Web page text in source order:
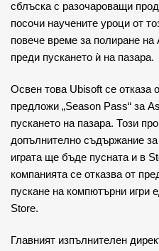
сблъска с разочароващи
посочи научените уроци от
повече време за полиране
преди пускането ѝ на пазара.
Освен това Ubisoft се отказа
предложи „Season Pass“ за
пускането на пазара. Този
допълнително съдържание за
играта ще бъде пусната и в
компанията се отказва от
пускане на компютърни игри
Store.
Главният изпълнителен